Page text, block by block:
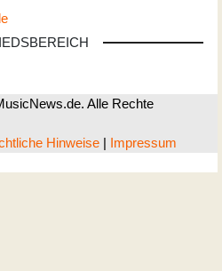
Alle Rechte
Hinweise | Impressum